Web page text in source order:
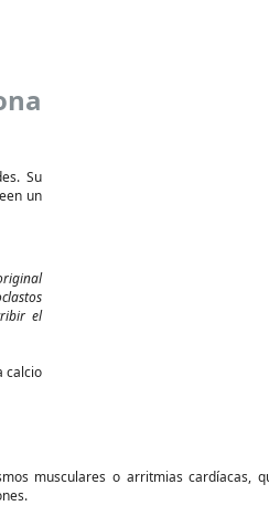
Su
un
el
calcio
musculares o arritmias cardíacas,